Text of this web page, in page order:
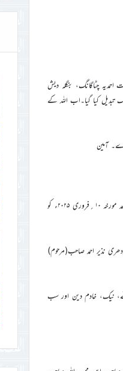
چٹاگانگ، بنگلہ دیش
ہوا جس کے بعد ان کا رِنگ تبدیل کیا گیا۔اب اللہ کے
آمین
عبدالنورعابد صاحب مربی سلسلہ و استاد جامعہ احمدیہ کینیڈا تحریر کرتے ہیں کہ اللہ تعالیٰ نے اپنے فضل سے خاکسار کو تین بچوں کے بعد مورخہ ۱۰؍فروری ۲۰۲۵ء کو
نذیر احمد صاحب(مرحوم)
نیک، خادم دین اور سب